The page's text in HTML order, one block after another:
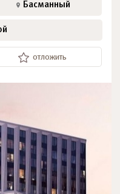
Басманный
отложить